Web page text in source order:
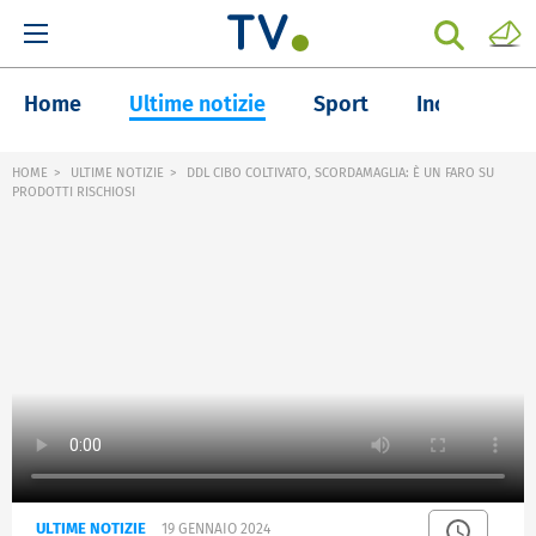
Home Ultime notizie Sport Inchieste
HOME ULTIME NOTIZIE
DDL CIBO COLTIVATO, SCORDAMAGLIA: È UN FARO SU
PRODOTTI RISCHIOSI
ULTIME NOTIZIE 19 GENNAIO 2024